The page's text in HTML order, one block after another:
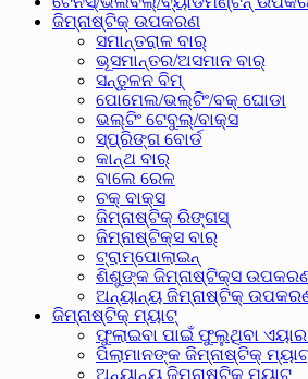
ଜିମ୍ନାଷ୍ଟିକ୍ ଉପକରଣ
ସମାନ୍ତରାଳ ବାର୍
ଭୂସମାନ୍ତର/ଅସମାନ ବାର୍
ସନ୍ତୁଳନ ବିମ୍
ପୋମେଲ/ଭଲ୍ଟିଂ/ବକ୍ ଘୋଡା
ଭଲ୍ଟିଂ ଟେବୁଲ୍/ବାକ୍ସ
ସ୍ପ୍ରିଙ୍ଗ ବୋର୍ଡ
କାନ୍ଥ ବାର୍
ବାଲେ ରେଳ
ଚକ୍ ବାକ୍ସ
ଜିମ୍ନାଷ୍ଟିକ୍ ରିଙ୍ଗସ୍
ଜିମ୍ନାଷ୍ଟିକ୍ସ ବାର୍
ଟ୍ରାମ୍ପୋଲାଇନ୍
ଶିଶୁଙ୍କ ଜିମ୍ନାଷ୍ଟିକ୍ସ
ଅନ୍ୟାନ୍ୟ ଜିମ୍ନାଷ୍ଟିକ୍
ଜିମ୍ନାଷ୍ଟିକ୍ ମ୍ୟାଟ୍
ଫୁଲାଇବା ପାଇଁ ଫୁଲୁଥିବା
ପିଲାମାନଙ୍କ ଜିମ୍ନାଷ୍ଟିକ୍
ଅନ୍ୟାନ୍ୟ ଜିମ୍ନାଷ୍ଟିକ୍ ମ୍ୟାଟ୍